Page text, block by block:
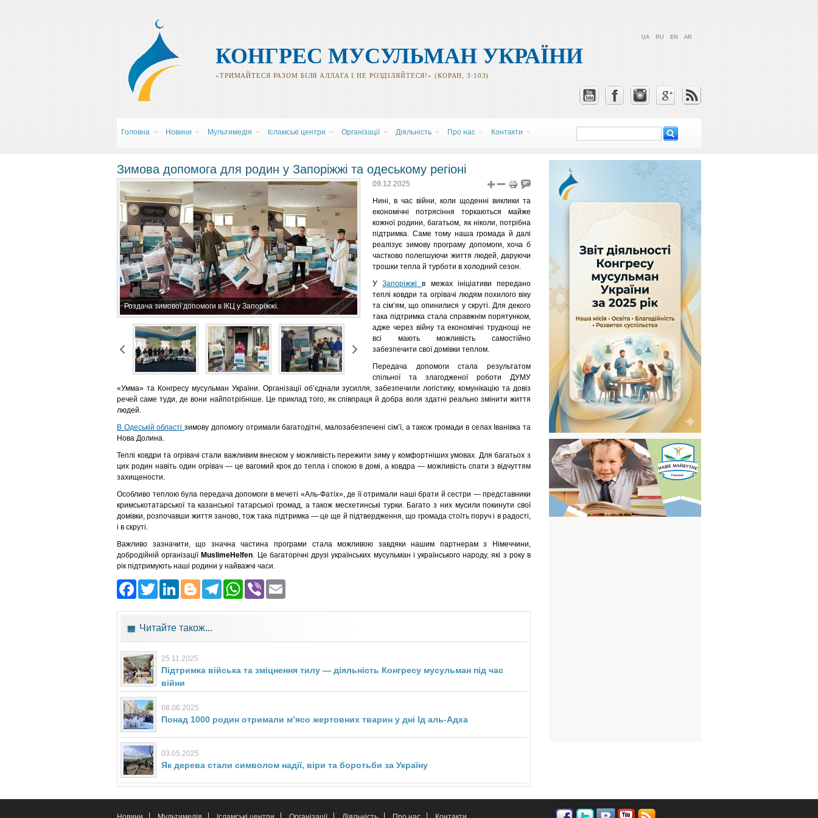
КОНГРЕС МУСУЛЬМАН УКРАЇНИ
«ТРИМАЙТЕСЯ РАЗОМ БІЛЯ АЛЛАГА І НЕ РОЗДІЛЯЙТЕСЯ!» (КОРАН, 3:103)
UA RU EN AR
Головна Новини Мультимедія Ісламські центри Організації Діяльність Про нас Контакти
Пошукова
форма
Зимова допомога для родин у Запоріжжі та одеському регіоні
Роздача зимової допомоги в ІКЦ у Запоріжжі.
09.12.2025
Нині, в час війни, коли щоденні виклики та
економічні потрясіння торкаються майже
кожної родини, багатьом, як ніколи, потрібна
підтримка. Саме тому наша громада й далі
реалізує зимову програму допомоги, хоча б
частково полегшуючи життя людей, даруючи
трошки тепла й турботи в холодний сезон.
УЗапоріжжів межах ініціативи передано
теплі ковдри та огрівачі людям похилого віку
та сім’ям, що опинилися у скруті. Для декого
така підтримка стала справжнім порятунком,
адже через війну та економічні труднощі не
всі мають можливість самостійно
забезпечити свої домівки теплом.
Передача допомоги стала результатом
спільної та злагодженої роботи ДУМУ
«Умма» та Конгресу мусульман України. Організації об’єднали зусилля, забезпечили логістику, комунікацію та довіз
речей саме туди, де вони найпотрібніше. Це приклад того, як співпраця й добра воля здатні реально змінити життя
людей.
В Одеській областізимову допомогу отримали багатодітні, малозабезпечені сім’ї, а також громади в селах Іванівка та
Нова Долина.
Теплі ковдри та огрівачі стали важливим внеском у можливість пережити зиму у комфортніших умовах. Для багатьох з
цих родин навіть один огрівач — це вагомий крок до тепла і спокою в домі, а ковдра — можливість спати з відчуттям
захищености.
Особливо теплою була передача допомоги в мечеті «Аль-Фатіх», де її отримали наші брати й сестри — представники
кримськотатарської та казанської татарської громад, а також месхетинські турки. Багато з них мусили покинути свої
домівки, розпочавши життя заново, тож така підтримка — це ще й підтвердження, що громада стоїть поруч і в радості,
і в скруті.
Важливо зазначити, що значна частина програми стала можливою завдяки нашим партнерам з Німеччини,
добродійній організації MuslimeHelfen. Це багаторічні друзі українських мусульман і українського народу, які з року в
рік підтримують наші родини у найважчі часи.
Facebook
Twitter
LinkedIn
Blogger
Telegram
WhatsApp
Viber
Читайте також...
25.11.2025
Підтримка війська та зміцнення тилу — діяльність Конгресу мусульман під час
війни
08.06.2025
Понад 1000 родин отримали мʼясо жертовних тварин у дні Ід аль-Адха
03.05.2025
Як дерева стали символом надії, віри та боротьби за Україну